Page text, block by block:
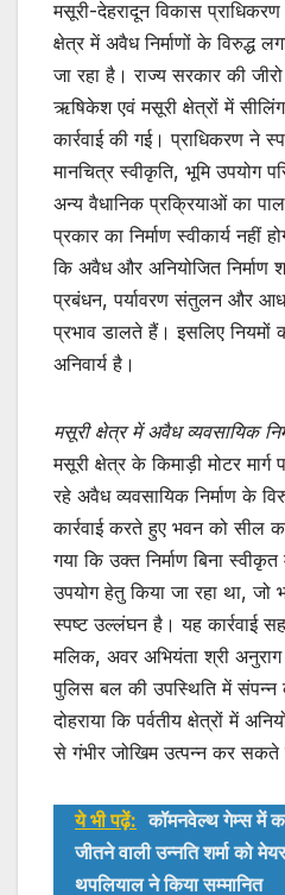
at
s
A
p
p
c
e
b
o
o
k
itt
er
मसूरी-देहरादून विकास प्राधिकरण
क्षेत्र में अवैध निर्माणों के विरुद्ध
जा रहा है। राज्य सरकार की
ऋषिकेश एवं मसूरी क्षेत्रों में
कार्रवाई की गई। प्राधिकरण ने
मानचित्र स्वीकृति, भूमि उपयोग
अन्य वैधानिक प्रक्रियाओं का
प्रकार का निर्माण स्वीकार्य नहीं
कि अवैध और अनियोजित निर्माण
प्रबंधन, पर्यावरण संतुलन और
प्रभाव डालते हैं। इसलिए नियमों
अनिवार्य है।
मसूरी क्षेत्र में अवैध व्यवसायिक
मसूरी क्षेत्र के किमाड़ी मोटर मार्ग
रहे अवैध व्यवसायिक निर्माण के
कार्रवाई करते हुए भवन को सील
गया कि उक्त निर्माण बिना
उपयोग हेतु किया जा रहा था, जो
स्पष्ट उल्लंघन है। यह कार्रवाई
मलिक, अवर अभियंता श्री
पुलिस बल की उपस्थिति में संपन्न
दोहराया कि पर्वतीय क्षेत्रों में
से गंभीर जोखिम उत्पन्न कर सकते
ये भी पढ़ें: कॉमनवेल्थ गेम्स में
जीतने वाली उन्नति शर्मा को
थपलियाल ने किया सम्मानित